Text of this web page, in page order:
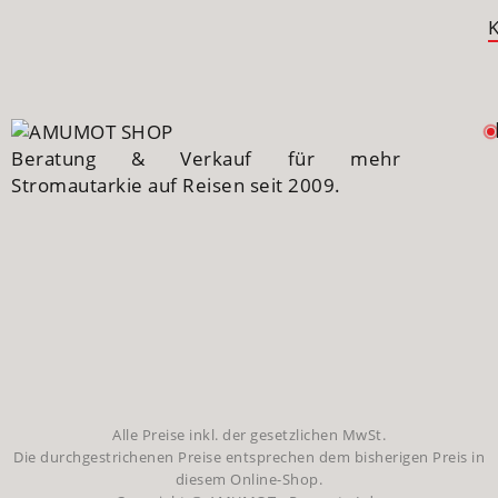
Beratung & Verkauf für mehr
Stromautarkie auf Reisen seit 2009.
Alle Preise inkl. der gesetzlichen MwSt.
Die durchgestrichenen Preise entsprechen dem bisherigen Preis in
diesem Online-Shop.